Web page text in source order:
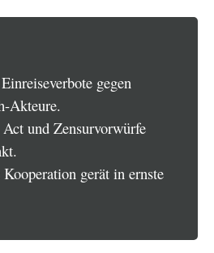
gegen
Akteure.
und Zensurvorwürfe
gerät in ernste